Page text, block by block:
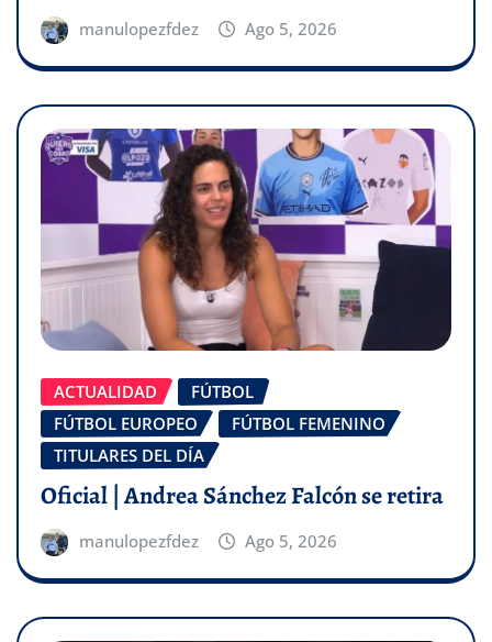
manulopezfdez Ago 5, 2026
ACTUALIDAD
FÚTBOL
FÚTBOL EUROPEO
FÚTBOL FEMENINO
TITULARES DEL DÍA
Oficial | Andrea Sánchez Falcón se retira
manulopezfdez Ago 5, 2026